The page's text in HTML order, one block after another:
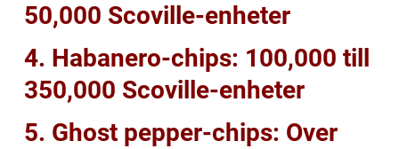
50,000 Scoville-enheter
4. Habanero-chips: 100,000 till
350,000 Scoville-enheter
5. Ghost pepper-chips: Over